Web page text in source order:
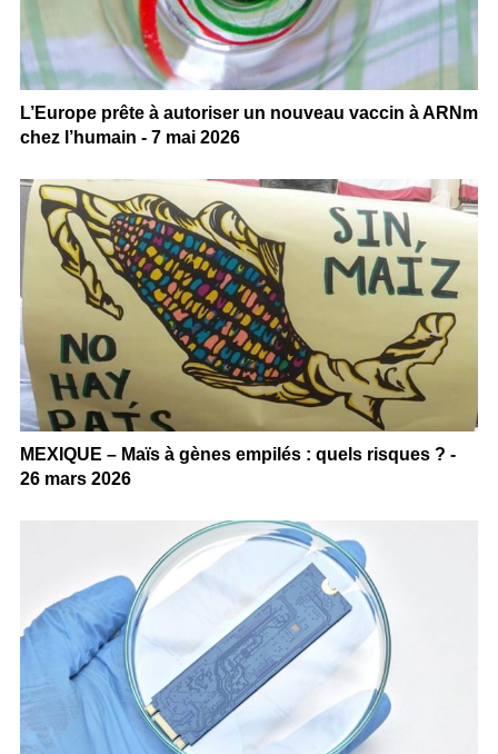
L’Europe prête à autoriser un nouveau vaccin à ARNm
chez l’humain - 7 mai 2026
MEXIQUE – Maïs à gènes empilés : quels risques ? -
26 mars 2026